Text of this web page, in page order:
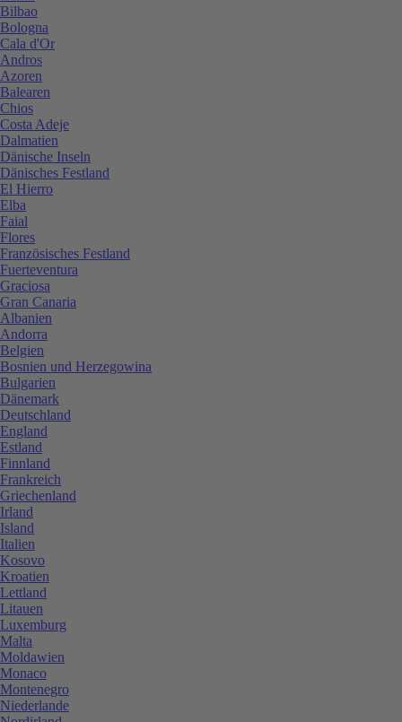
Bilbao
Bologna
Cala d'Or
Andros
Azoren
Balearen
Chios
Costa Adeje
Dalmatien
Dänische Inseln
Dänisches Festland
El Hierro
Elba
Faial
Flores
Französisches Festland
Fuerteventura
Graciosa
Gran Canaria
Albanien
Andorra
Belgien
Bosnien und Herzegowina
Bulgarien
Dänemark
Deutschland
England
Estland
Finnland
Frankreich
Griechenland
Irland
Island
Italien
Kosovo
Kroatien
Lettland
Litauen
Luxemburg
Malta
Moldawien
Monaco
Montenegro
Niederlande